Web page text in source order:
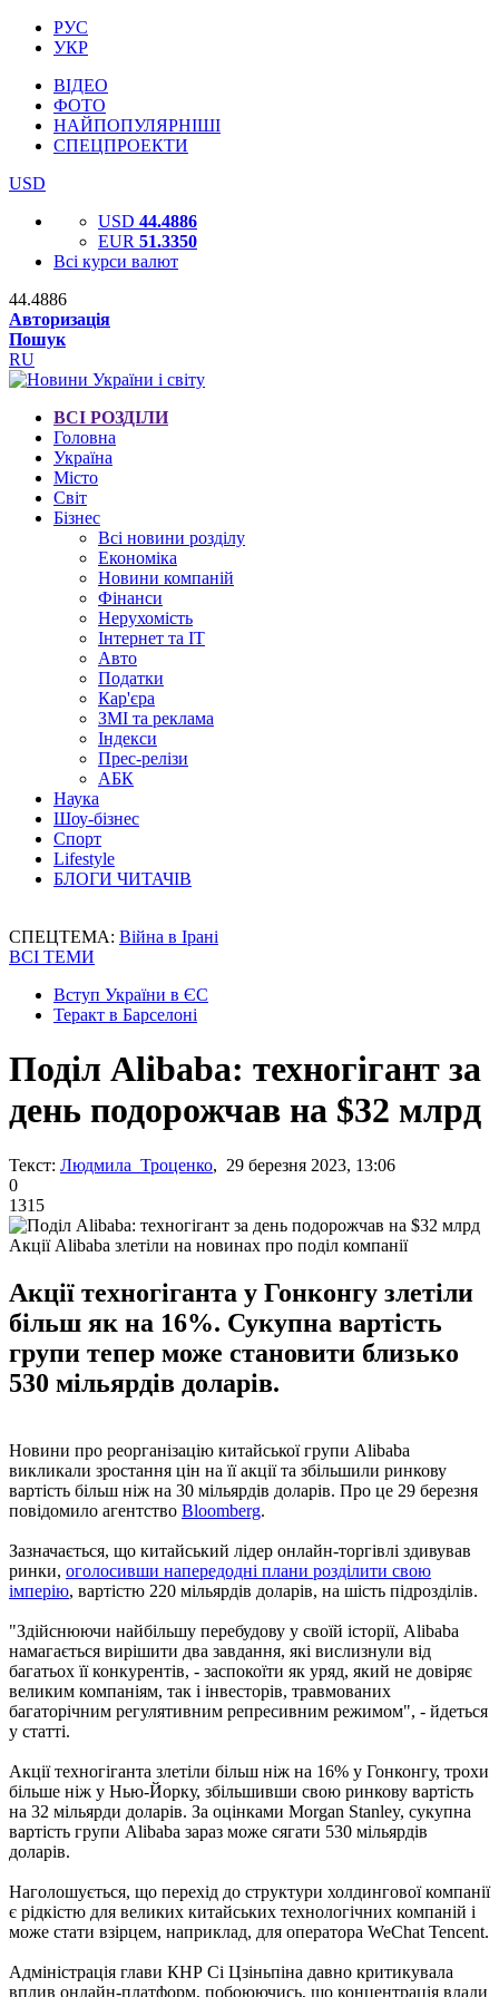
РУС
УКР
ВІДЕО
ФОТО
НАЙПОПУЛЯРНІШІ
СПЕЦПРОЕКТИ
USD
USD 44.4886
EUR 51.3350
Всі курси валют
44.4886
Авторизація
Пошук
RU
ВСІ РОЗДІЛИ
Головна
Україна
Місто
Світ
Бізнес
Всі новини розділу
Економіка
Новини компаній
Фінанси
Нерухомість
Інтернет та IT
Авто
Податки
Кар'єра
ЗМІ та реклама
Індекси
Прес-релізи
АБК
Наука
Шоу-бізнес
Спорт
Lifestyle
БЛОГИ ЧИТАЧІВ
СПЕЦТЕМА: Війна в Ірані
ВСІ ТЕМИ
Вступ України в ЄС
Теракт в Барселоні
Поділ Alibaba: техногігант за
день подорожчав на $32 млрд
Текст: Людмила Троценко, 29 березня 2023, 13:06
0
1315
Акції Alibaba злетіли на новинах про поділ компанії
Акції техногіганта у Гонконгу злетіли
більш як на 16%. Сукупна вартість
групи тепер може становити близько
530 мільярдів доларів.
Новини про реорганізацію китайської групи Alibaba
викликали зростання цін на її акції та збільшили ринкову
вартість більш ніж на 30 мільярдів доларів. Про це 29 березня
повідомило агентство Bloomberg.
Зазначається, що китайський лідер онлайн-торгівлі здивував
ринки, оголосивши напередодні плани розділити свою
імперію, вартістю 220 мільярдів доларів, на шість підрозділів.
"Здійснюючи найбільшу перебудову у своїй історії, Alibaba
намагається вирішити два завдання, які вислизнули від
багатьох її конкурентів, - заспокоїти як уряд, який не довіряє
великим компаніям, так і інвесторів, травмованих
багаторічним регулятивним репресивним режимом", - йдеться
у статті.
Акції техногіганта злетіли більш ніж на 16% у Гонконгу, трохи
більше ніж у Нью-Йорку, збільшивши свою ринкову вартість
на 32 мільярди доларів. За оцінками Morgan Stanley, сукупна
вартість групи Alibaba зараз може сягати 530 мільярдів
доларів.
Наголошується, що перехід до структури холдингової компанії
є рідкістю для великих китайських технологічних компаній і
може стати взірцем, наприклад, для оператора WeChat Tencent.
Адміністрація глави КНР Сі Цзіньпіна давно критикувала
вплив онлайн-платформ, побоюючись, що концентрація влади